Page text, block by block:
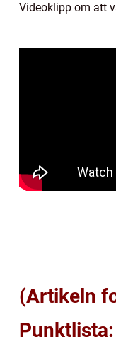
Videoklipp om att
(Artikeln
Punktlista: